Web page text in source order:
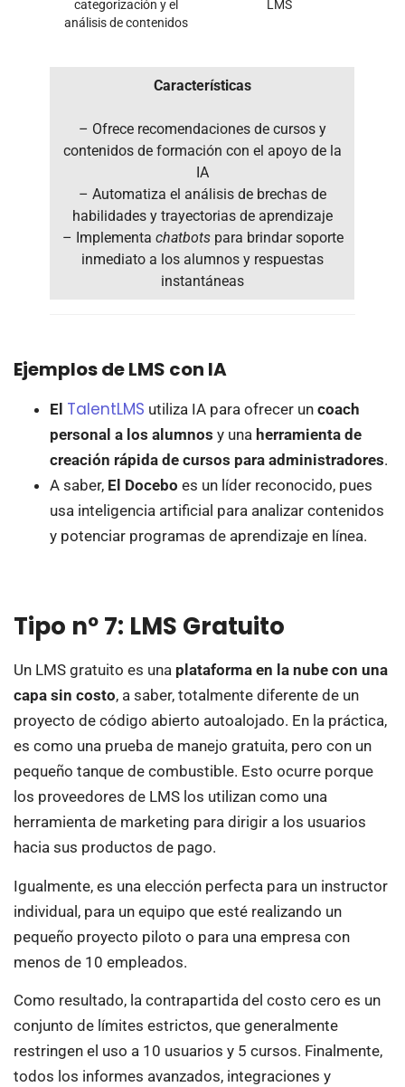
categorización y el
análisis de contenidos
LMS
Características
– Ofrece recomendaciones de cursos y
contenidos de formación con el apoyo de la
IA
– Automatiza el análisis de brechas de
habilidades y trayectorias de aprendizaje
– Implementa chatbotspara brindar soporte
inmediato a los alumnos y respuestas
instantáneas
Ejemplos de LMS con IA
El TalentLMS utiliza IA para ofrecer un coach
personal a los alumnos y una herramienta de
creación rápida de cursos para administradores.
A saber, El Docebo es un líder reconocido, pues
usa inteligencia artificial para analizar contenidos
y potenciar programas de aprendizaje en línea.
Tipo nº 7: LMS Gratuito
Un LMS gratuito es una plataforma en la nube con una
capa sin costo, a saber, totalmente diferente de un
proyecto de código abierto autoalojado. En la práctica,
es como una prueba de manejo gratuita, pero con un
pequeño tanque de combustible. Esto ocurre porque
los proveedores de LMS los utilizan como una
herramienta de marketing para dirigir a los usuarios
hacia sus productos de pago.
Igualmente, es una elección perfecta para un instructor
individual, para un equipo que esté realizando un
pequeño proyecto piloto o para una empresa con
menos de 10 empleados.
Como resultado, la contrapartida del costo cero es un
conjunto de límites estrictos, que generalmente
restringen el uso a 10 usuarios y 5 cursos. Finalmente,
todos los informes avanzados, integraciones y